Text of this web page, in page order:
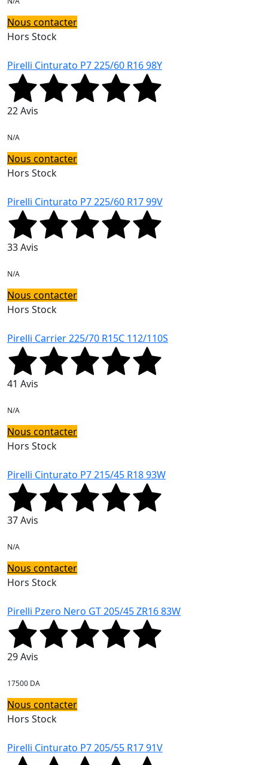
Nous contacter
Hors Stock
Pirelli Cinturato P7 225/60 R16 98Y
22 Avis
N/A
Nous contacter
Hors Stock
Pirelli Cinturato P7 225/60 R17 99V
33 Avis
N/A
Nous contacter
Hors Stock
Pirelli Carrier 225/70 R15C 112/110S
41 Avis
N/A
Nous contacter
Hors Stock
Pirelli Cinturato P7 215/45 R18 93W
37 Avis
N/A
Nous contacter
Hors Stock
Pirelli Pzero Nero GT 205/45 ZR16 83W
29 Avis
17500 DA
Nous contacter
Hors Stock
Pirelli Cinturato P7 205/55 R17 91V